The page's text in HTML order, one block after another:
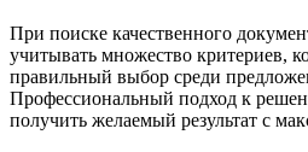
При поиске качественного
учитывать множество критериев,
правильный выбор среди
Профессиональный подход к
получить желаемый результат с